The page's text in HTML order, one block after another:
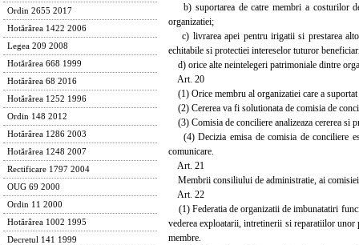
Ordin 2655 2017
Hotărârea 1422 2006
Legea 209 2008
Hotărârea 668 1999
Hotărârea 68 2016
Hotărârea 1252 1996
Ordin 148 2012
Hotărârea 1286 2003
Hotărârea 1248 2007
Rectificare 1797 2004
OUG 69 2000
Ordin 11 2000
Hotărârea 1002 1995
Decretul 141 1999
b) suportarea de catre membri a costurilor
organizatiei;
c) livrarea apei pentru irigatii si prestarea
echitabile si protectiei intereselor tuturor
d) orice alte neintelegeri patrimoniale dintre
Art. 20
(1) Orice membru al organizatiei care a
(2) Cererea va fi solutionata de comisia de
(3) Comisia de conciliere analizeaza cererea si
(4) Decizia emisa de comisia de conciliere
comunicare.
Art. 21
Membrii consiliului de administratie, ai
Art. 22
(1) Federatia de organizatii de imbunatatiri
vederea exploatarii, intretinerii si reparatiilor unor
membre.